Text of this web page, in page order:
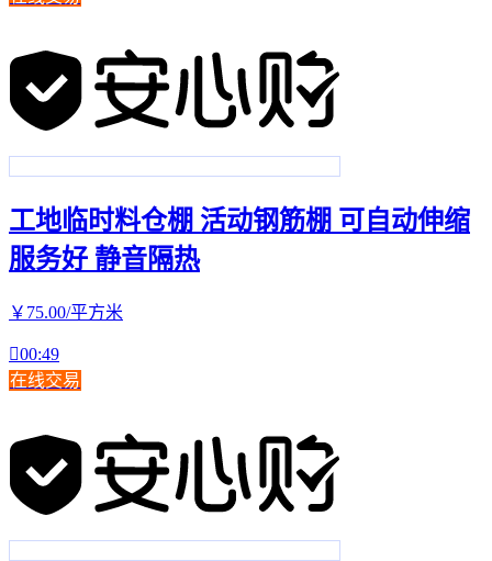
工地临时料仓棚 活动钢筋棚 可自动伸缩
服务好 静音隔热
￥ 75.00/平方米
00:49
在线交易